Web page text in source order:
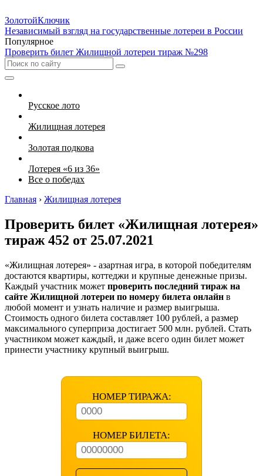
ЗолотойКлючик
Независимый взгляд на государственные лотереи в России
Популярное
Проверить билет Жилищной лотереи тираж №298
Русское лото
Жилищная лотерея
Золотая подкова
Лотерея «6 из 36»
Все о победах
Главная › Жилищная лотерея
Проверить билет «Жилищная лотерея»
тираж 452 от 25.07.2021
«Жилищная лотерея» - азартная игра, в которой победителям
достаются квартиры, коттеджи и крупные денежные призы.
Каждый участник может проверить последний тираж на
сайте Жилищной лотереи по номеру билета онлайн в
любой момент и узнать наличие и размер выигрыша.
Стоимость одного билета составляет 100 рублей, а размер
максимального суперприза достигает 500 млн. рублей. Стать
участником может каждый, и даже всего один билет может
принести участнику крупный выигрыш.
НОМЕР ТИРАЖА:
НОМЕР БИЛЕТА: